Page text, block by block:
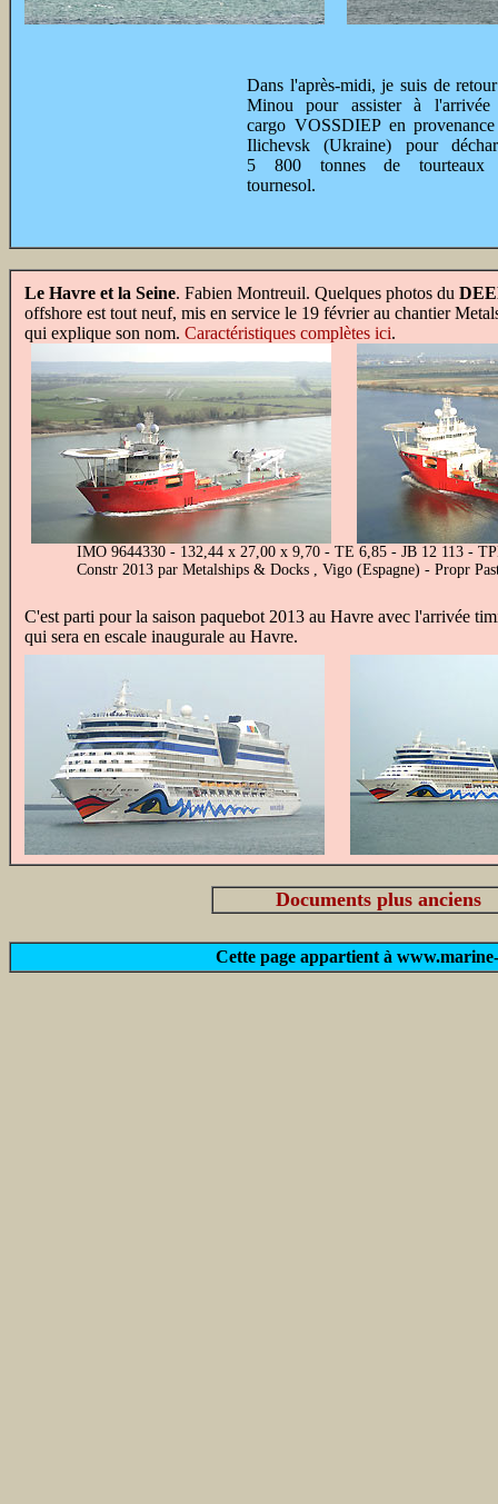
Dans l'après-midi, je suis de
Minou pour assister à l'arrivée
cargo VOSSDIEP en
Ilichevsk (Ukraine) pour
5 800 tonnes de tourteaux
tournesol.
Le Havre et la Seine. Fabien Montreuil. Quelques photos du
offshore est tout neuf, mis en service le 19 février au chantier
qui explique son nom. Caractéristiques complètes ici.
IMO 9644330 - 132,44 x 27,00 x 9,70 - TE 6,85 - JB 12 113 -
Constr 2013 par Metalships & Docks , Vigo (Espagne) - Propr
C'est parti pour la saison paquebot 2013 au Havre avec l'arrivée
qui sera en escale inaugurale au Havre.
Documents plus anciens
Cette page appartient à